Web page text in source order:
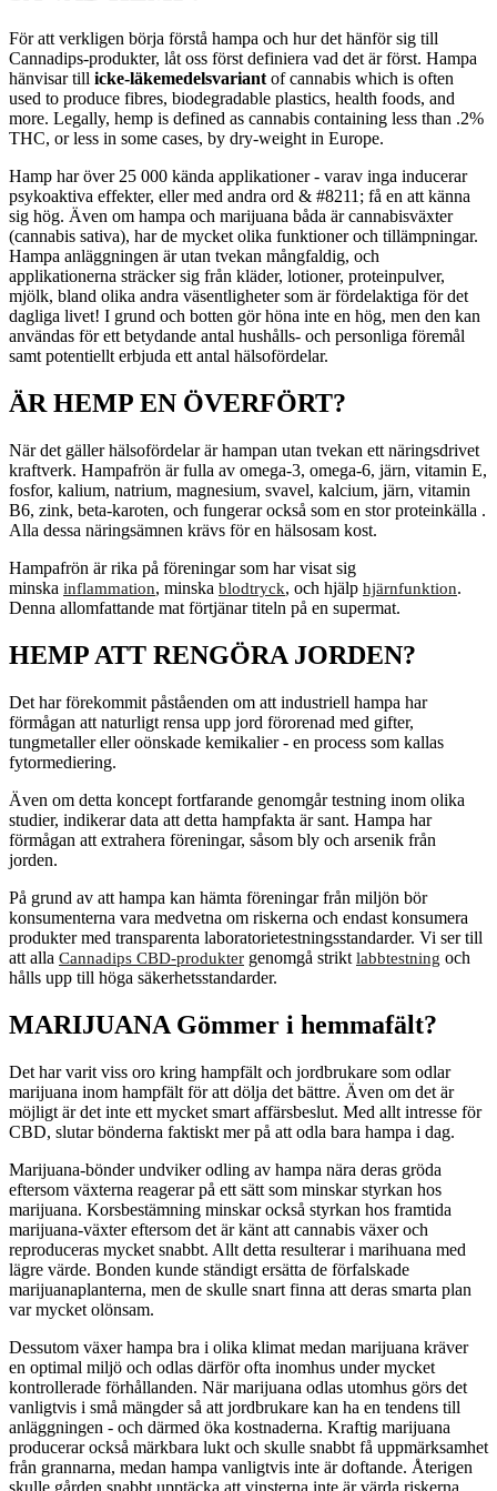
För att verkligen börja förstå hampa och hur det hänför sig till
Cannadips-produkter, låt oss först definiera vad det är först. Hampa
hänvisar till icke-läkemedelsvariant of cannabis which is often
used to produce fibres, biodegradable plastics, health foods, and
more. Legally, hemp is defined as cannabis containing less than .2%
THC, or less in some cases, by dry-weight in Europe.
Hamp har över 25 000 kända applikationer - varav inga inducerar
psykoaktiva effekter, eller med andra ord & #8211; få en att känna
sig hög. Även om hampa och marijuana båda är cannabisväxter
(cannabis sativa), har de mycket olika funktioner och tillämpningar.
Hampa anläggningen är utan tvekan mångfaldig, och
applikationerna sträcker sig från kläder, lotioner, proteinpulver,
mjölk, bland olika andra väsentligheter som är fördelaktiga för det
dagliga livet! I grund och botten gör höna inte en hög, men den kan
användas för ett betydande antal hushålls- och personliga föremål
samt potentiellt erbjuda ett antal hälsofördelar.
ÄR HEMP EN ÖVERFÖRT?
När det gäller hälsofördelar är hampan utan tvekan ett näringsdrivet
kraftverk. Hampafrön är fulla av omega-3, omega-6, järn, vitamin E,
fosfor, kalium, natrium, magnesium, svavel, kalcium, järn, vitamin
B6, zink, beta-karoten, och fungerar också som en stor proteinkälla .
Alla dessa näringsämnen krävs för en hälsosam kost.
Hampafrön är rika på föreningar som har visat sig
minska inflammation, minska blodtryck, och hjälp hjärnfunktion.
Denna allomfattande mat förtjänar titeln på en supermat.
HEMP ATT RENGÖRA JORDEN?
Det har förekommit påståenden om att industriell hampa har
förmågan att naturligt rensa upp jord förorenad med gifter,
tungmetaller eller oönskade kemikalier - en process som kallas
fytormediering.
Även om detta koncept fortfarande genomgår testning inom olika
studier, indikerar data att detta hampfakta är sant. Hampa har
förmågan att extrahera föreningar, såsom bly och arsenik från
jorden.
På grund av att hampa kan hämta föreningar från miljön bör
konsumenterna vara medvetna om riskerna och endast konsumera
produkter med transparenta laboratorietestningsstandarder. Vi ser till
att alla Cannadips CBD-produkter genomgå strikt labbtestning och
hålls upp till höga säkerhetsstandarder.
MARIJUANA Gömmer i hemmafält?
Det har varit viss oro kring hampfält och jordbrukare som odlar
marijuana inom hampfält för att dölja det bättre. Även om det är
möjligt är det inte ett mycket smart affärsbeslut. Med allt intresse för
CBD, slutar bönderna faktiskt mer på att odla bara hampa i dag.
Marijuana-bönder undviker odling av hampa nära deras gröda
eftersom växterna reagerar på ett sätt som minskar styrkan hos
marijuana. Korsbestämning minskar också styrkan hos framtida
marijuana-växter eftersom det är känt att cannabis växer och
reproduceras mycket snabbt. Allt detta resulterar i marihuana med
lägre värde. Bonden kunde ständigt ersätta de förfalskade
marijuanaplanterna, men de skulle snart finna att deras smarta plan
var mycket olönsam.
Dessutom växer hampa bra i olika klimat medan marijuana kräver
en optimal miljö och odlas därför ofta inomhus under mycket
kontrollerade förhållanden. När marijuana odlas utomhus görs det
vanligtvis i små mängder så att jordbrukare kan ha en tendens till
anläggningen - och därmed öka kostnaderna. Kraftig marijuana
producerar också märkbara lukt och skulle snabbt få uppmärksamhet
från grannarna, medan hampa vanligtvis inte är doftande. Återigen
skulle gården snabbt upptäcka att vinsterna inte är värda riskerna.